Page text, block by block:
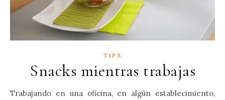
TIPS
Snacks mientras trabajas
Trabajando en una oficina, en algún establecimiento,